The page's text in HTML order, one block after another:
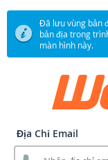
Đã lưu vùng bản
bản địa trong
màn hình này.
Địa Chỉ Email